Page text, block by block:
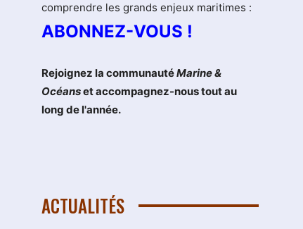
comprendre les grands enjeux maritimes :
ABONNEZ-VOUS !
Rejoignez la communautéMarine &
Océanset accompagnez-nous tout au
long de l'année.
ACTUALITÉS